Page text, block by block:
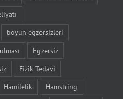
boyun egzersizleri
Egzersiz
Fizik Tedavi
Hamilelik
Hamstring